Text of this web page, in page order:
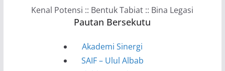
Kenal Potensi :: Bentuk Tabiat :: Bina Legasi
Pautan Bersekutu
Akademi Sinergi
SAIF – Ulul Albab